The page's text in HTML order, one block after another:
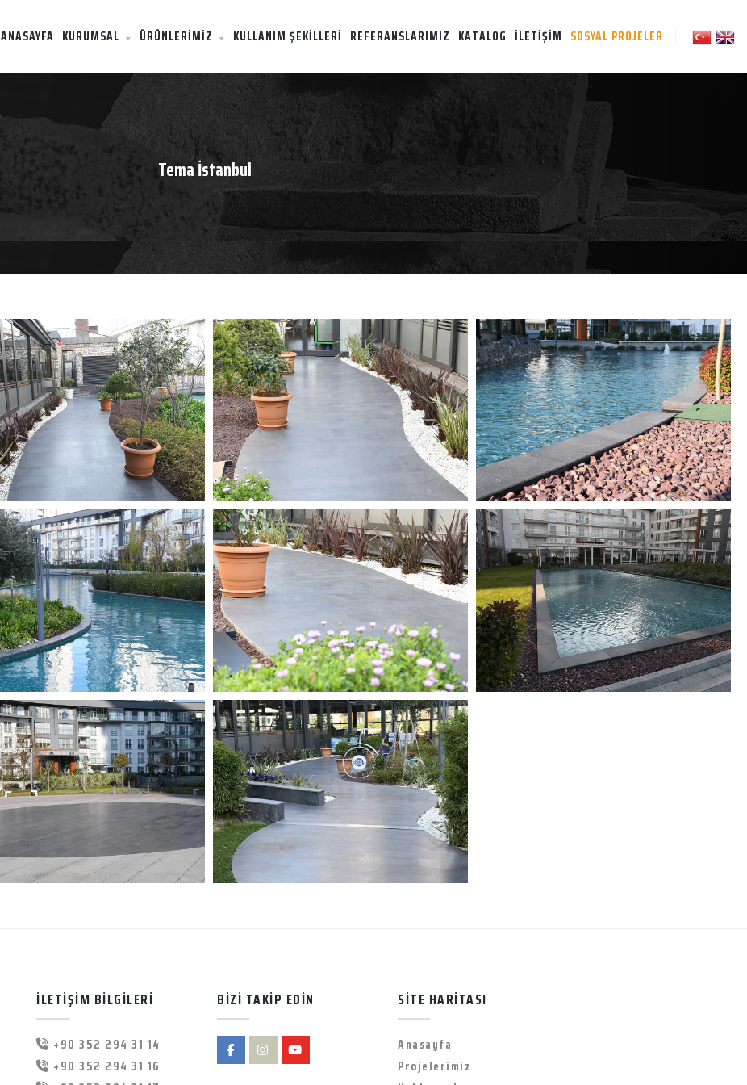
ANASAYFA KURUMSAL ÜRÜNLERİMİZ KULLANIM ŞEKİLLERİ REFERANSLARIMIZ KATALOG İLETİŞİM SOSYAL PROJELER
Tema İstanbul
İLETİŞİM BİLGİLERİ
+90 352 294 31 14
+90 352 294 31 16
BİZİ TAKİP EDİN SİTE HARİTASI
Anasayfa
Projelerimiz